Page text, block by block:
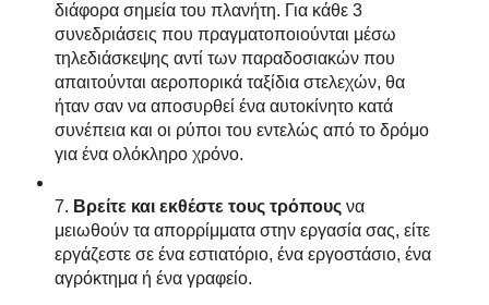
διάφορα σημεία του πλανήτη. Για κάθε 3
συνεδριάσεις που πραγματοποιούνται μέσω
τηλεδιάσκεψης αντί των παραδοσιακών που
απαιτούνται αεροπορικά ταξίδια στελεχών, θα
ήταν σαν να αποσυρθεί ένα αυτοκίνητο κατά
συνέπεια και οι ρύποι του εντελώς από το δρόμο
για ένα ολόκληρο χρόνο.
7. Βρείτε και εκθέστε τους τρόπουςνα
μειωθούν τα απορρίμματα στην εργασία σας, είτε
εργάζεστε σε ένα εστιατόριο, ένα εργοστάσιο, ένα
αγρόκτημα ή ένα γραφείο.